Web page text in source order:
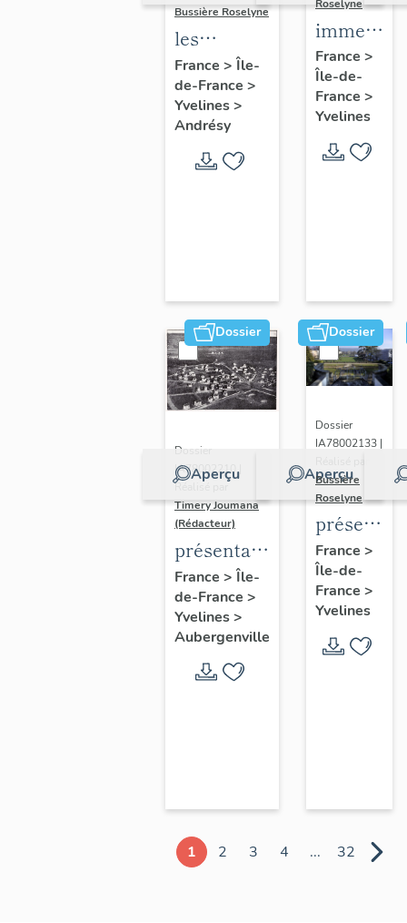
Bussière Roselyne
les
immeubles,
maisons et
fermes du
canton
d'Andrésy
France > Île-
de-France >
Yvelines>
Andrésy
Roselyne
maisons,
fermes
France >
Île-de-
France >
Yvelines
Dossier
Aperçu
Dossier
IA78002210 |
Réalisé par
Timery Joumana
(Rédacteur)
présentation
de l'étude
d'Elisabethville
France > Île-
de-France >
Yvelines>
Aubergenville
Dossier
Aperçu
Dossier
IA78002133 |
Bussière
Roselyne
du
diagnostic
et
France >
Île-de-
France >
Yvelines
1 2 3 4 ... 32